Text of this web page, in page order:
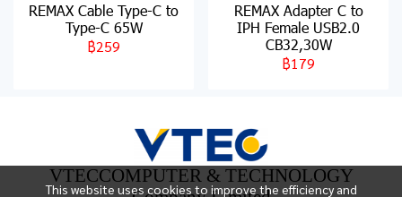
REMAX Cable Type-C to
Type-C 65W
฿259
REMAX Adapter C to
IPH Female USB2.0
CB32,30W
฿179
This website uses cookies to improve the efficiency and
VTECCOMPUTER & TECHNOLOGY